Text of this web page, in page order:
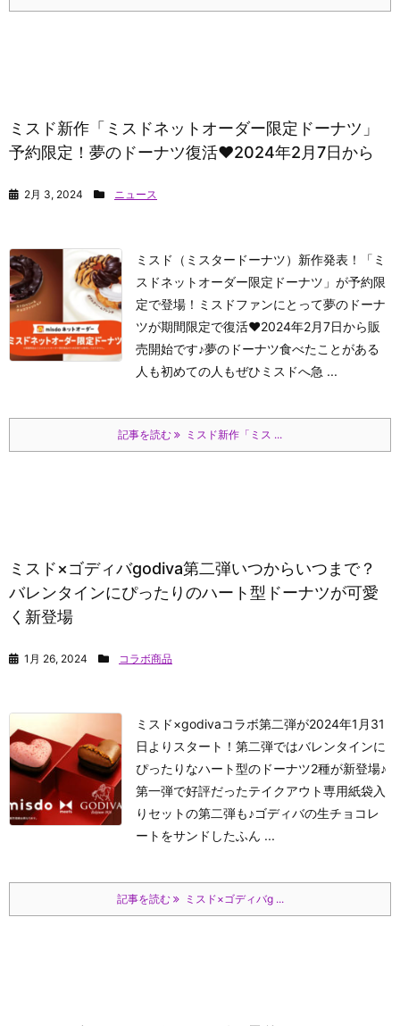
ミスド新作「ミスドネットオーダー限定ドーナツ」
予約限定！夢のドーナツ復活♥2024年2月7日から
2月 3, 2024 ニュース
ミスド（ミスタードーナツ）新作発表！「ミ
スドネットオーダー限定ドーナツ」が予約限
定で登場！ミスドファンにとって夢のドーナ
ツが期間限定で復活♥2024年2月7日から販
売開始です♪夢のドーナツ食べたことがある
人も初めての人もぜひミスドへ急 ...
記事を読む ミスド新作「ミス ...
ミスド×ゴディバgodiva第二弾いつからいつまで？
バレンタインにぴったりのハート型ドーナツが可愛
く新登場
1月 26, 2024 コラボ商品
ミスド×godivaコラボ第二弾が2024年1月31
日よりスタート！第二弾ではバレンタインに
ぴったりなハート型のドーナツ2種が新登場♪
第一弾で好評だったテイクアウト専用紙袋入
りセットの第二弾も♪ゴディバの生チョコレ
ートをサンドしたふん ...
記事を読む ミスド×ゴディバg ...